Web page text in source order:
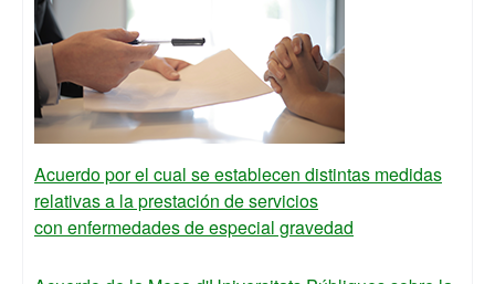
Acuerdo por el cual se establecen distintas medidas
relativas a la prestación de servicios
con enfermedades de especial gravedad